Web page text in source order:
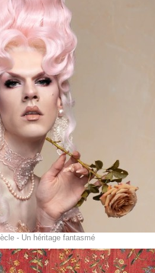
- Un héritage fantasmé